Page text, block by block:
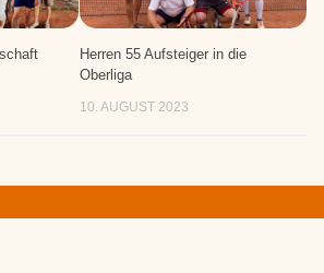
Herren 55 Aufsteiger in die
Oberliga
10. AUGUST 2023